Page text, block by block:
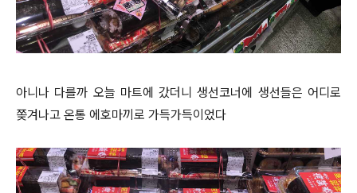
아니나 다를까 오늘 마트에 갔더니 생선코너에 생선들은 어디로
쫒겨나고 온통 에호마끼로 가득가득이었다